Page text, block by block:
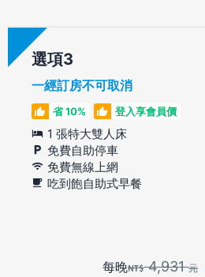
選項
一經訂房不可取消
省 10% 登入享會員價
1 張特大雙人床
免費自助停車
免費無線上網
吃到飽自助式早餐
每晚 4,931元